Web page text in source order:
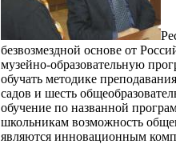
безвозмездной основе от
музейно-образовательную
обучать методике
садов и шесть
обучение по названной
школьникам возможность
являются инновационным